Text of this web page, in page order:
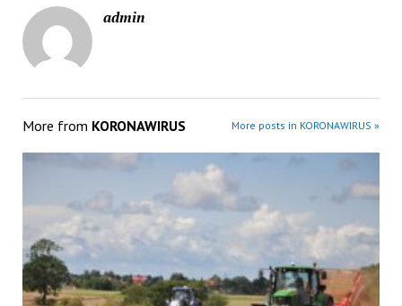
admin
More from KORONAWIRUS More posts in KORONAWIRUS »